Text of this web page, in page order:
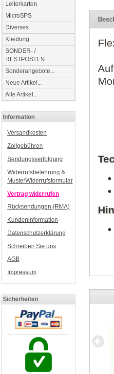
Leiterkarten
MicroSPS
Diverses
Kleidung
SONDER- /
RESTPOSTEN
Sonderangebote...
Neue Artikel...
Alle Artikel...
Information
Versandkosten
Zollgebühren
Sendungsverfolgung
Widerrufsbelehrung &
MusterWiderrufsformular
Vertrag widerrufen
Rücksendungen (RMA)
Kundeninformation
Datenschutzerklärung
Schreiben Sie uns
AGB
Impressum
Sicherheiten
MK4010/310